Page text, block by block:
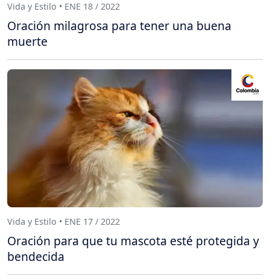
Vida y Estilo • ENE 18 / 2022
Oración milagrosa para tener una buena
muerte
Vida y Estilo • ENE 17 / 2022
Oración para que tu mascota esté protegida y
bendecida